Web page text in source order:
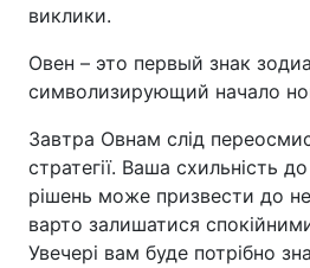
виклики.
Овен – это первый знак
символизирующий начало
Завтра Овнам слід
стратегії. Ваша схильність
рішень може призвести до
варто залишатися
Увечері вам буде потрібно